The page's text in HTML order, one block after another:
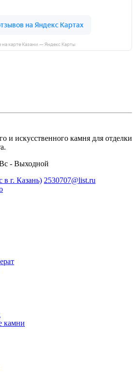
на карте Казани — Яндекс Карты
и искусственного камня для отделки
- Выходной
в г. Казань) 2530707@list.ru
камни